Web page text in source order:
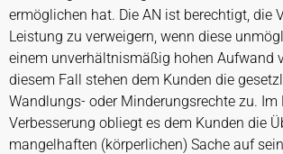
ermöglichen hat. Die AN ist berechtigt, die
Leistung zu verweigern, wenn diese
einem unverhältnismäßig hohen Aufwand
diesem Fall stehen dem Kunden die
Wandlungs- oder Minderungsrechte zu. Im
Verbesserung obliegt es dem Kunden die
mangelhaften (körperlichen) Sache auf